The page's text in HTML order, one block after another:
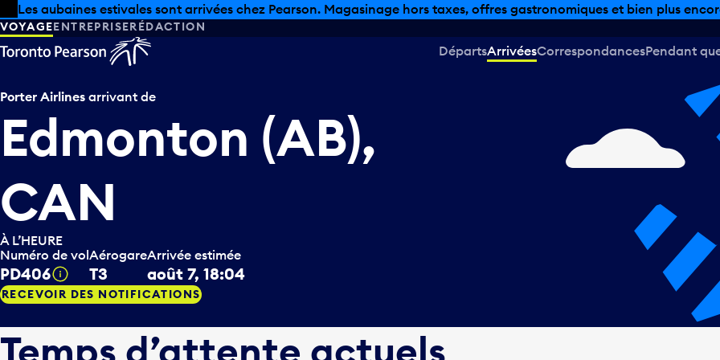
Skip to offers
Passer au contenu principal
Les aubaines estivales sont arrivées chez Pearson. Magasinage hors taxes, offres gastronomiques et bien plus
VOYAGEENTREPRISERÉDACTION
DépartsArrivéesCorrespondancesPendant
Porter Airlines arrivant de
Edmonton (AB),
CAN
À L’HEURE
Numéro de vol
PD406 Infobulle
Aérogare
T3
Arrivée estimée
août 7, 18:04
RECEVOIR DES NOTIFICATIONS